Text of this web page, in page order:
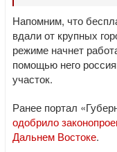
Напомним, что
вдали от крупных
режиме начнет
помощью него
участок.
Ранее портал
одобрило
Дальнем Востоке.